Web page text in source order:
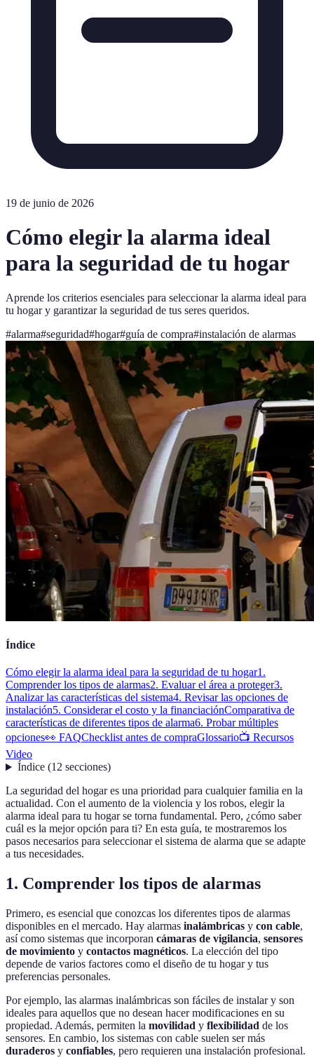
19 de junio de 2026
Cómo elegir la alarma ideal
para la seguridad de tu hogar
Aprende los criterios esenciales para seleccionar la alarma ideal para
tu hogar y garantizar la seguridad de tus seres queridos.
#alarma#seguridad#hogar#guía de compra#instalación de alarmas
Índice
Cómo elegir la alarma ideal para la seguridad de tu hogar1.
Comprender los tipos de alarmas2. Evaluar el área a proteger3.
Analizar las características del sistema4. Revisar las opciones de
instalación5. Considerar el costo y la financiaciónComparativa de
características de diferentes tipos de alarma6. Probar múltiples
opciones👀 FAQChecklist antes de compraGlossario📺 Recursos
Video
Índice(12 secciones)
La seguridad del hogar es una prioridad para cualquier familia en la
actualidad. Con el aumento de la violencia y los robos, elegir la
alarma ideal para tu hogar se torna fundamental. Pero, ¿cómo saber
cuál es la mejor opción para ti? En esta guía, te mostraremos los
pasos necesarios para seleccionar el sistema de alarma que se adapte
a tus necesidades.
1. Comprender los tipos de alarmas
Primero, es esencial que conozcas los diferentes tipos de alarmas
disponibles en el mercado. Hay alarmas inalámbricas y con cable,
así como sistemas que incorporan cámaras de vigilancia, sensores
de movimiento y contactos magnéticos. La elección del tipo
depende de varios factores como el diseño de tu hogar y tus
preferencias personales.
Por ejemplo, las alarmas inalámbricas son fáciles de instalar y son
ideales para aquellos que no desean hacer modificaciones en su
propiedad. Además, permiten la movilidad y flexibilidad de los
sensores. En cambio, los sistemas con cable suelen ser más
duraderos y confiables, pero requieren una instalación profesional.